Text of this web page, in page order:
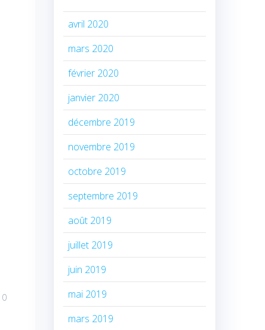
0
avril 2020
mars 2020
février 2020
janvier 2020
décembre 2019
novembre 2019
octobre 2019
septembre 2019
août 2019
juillet 2019
juin 2019
mai 2019
mars 2019